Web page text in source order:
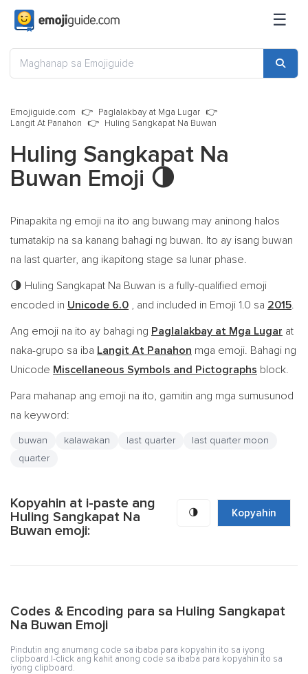
☰
Emojiguide.com
Paglalakbay at Mga Lugar
Langit At Panahon
Huling Sangkapat Na Buwan
Huling Sangkapat Na
Buwan Emoji 🌗
Pinapakita ng emoji na ito ang buwang may aninong halos
tumatakip na sa kanang bahagi ng buwan. Ito ay isang buwan
na last quarter, ang ikapitong stage sa lunar phase.
🌗 Huling Sangkapat Na Buwan is a fully-qualified emoji
encoded in Unicode 6.0 , and included in Emoji 1.0 sa 2015.
Ang emoji na ito ay bahagi ng Paglalakbay at Mga Lugar at
naka-grupo sa iba Langit At Panahon mga emoji. Bahagi ng
Unicode Miscellaneous Symbols and Pictographs block.
Para mahanap ang emoji na ito, gamitin ang mga sumusunod
na keyword:
buwan kalawakan last quarter
last quarter moon
quarter
Kopyahin at i-paste ang
Huling Sangkapat Na
Buwan emoji:
🌗 Kopyahin
Codes & Encoding para sa Huling Sangkapat
Na Buwan Emoji
Pindutin ang anumang code sa ibaba para kopyahin ito sa iyong
clipboard.I-click ang kahit anong code sa ibaba para kopyahin ito sa
iyong clipboard.